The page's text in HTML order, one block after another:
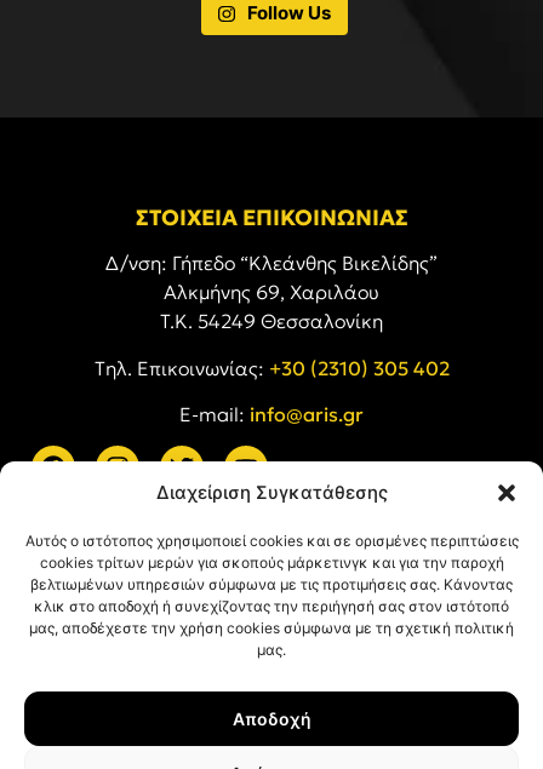
Διαχείριση Συγκατάθεσης
Αυτός ο ιστότοπος χρησιμοποιεί cookies και σε ορισμένες περιπτώσεις
cookies τρίτων μερών για σκοπούς μάρκετινγκ και για την παροχή
βελτιωμένων υπηρεσιών σύμφωνα με τις προτιμήσεις σας. Κάνοντας
κλικ στο αποδοχή ή συνεχίζοντας την περιήγησή σας στον ιστότοπό
μας, αποδέχεστε την χρήση cookies σύμφωνα με τη σχετική πολιτική
μας.
Αποδοχή
Follow Us
ΣΤΟΙΧΕΙΑ ΕΠΙΚΟΙΝΩΝΙΑΣ
Δ/νση: Γήπεδο “Κλεάνθης Βικελίδης”
Αλκμήνης 69, Χαριλάου
Τ.Κ. 54249 Θεσσαλονίκη
Tηλ. Επικοινωνίας: +30 (2310) 305 402
E-mail: info@aris.gr
Όροι Χρήσης